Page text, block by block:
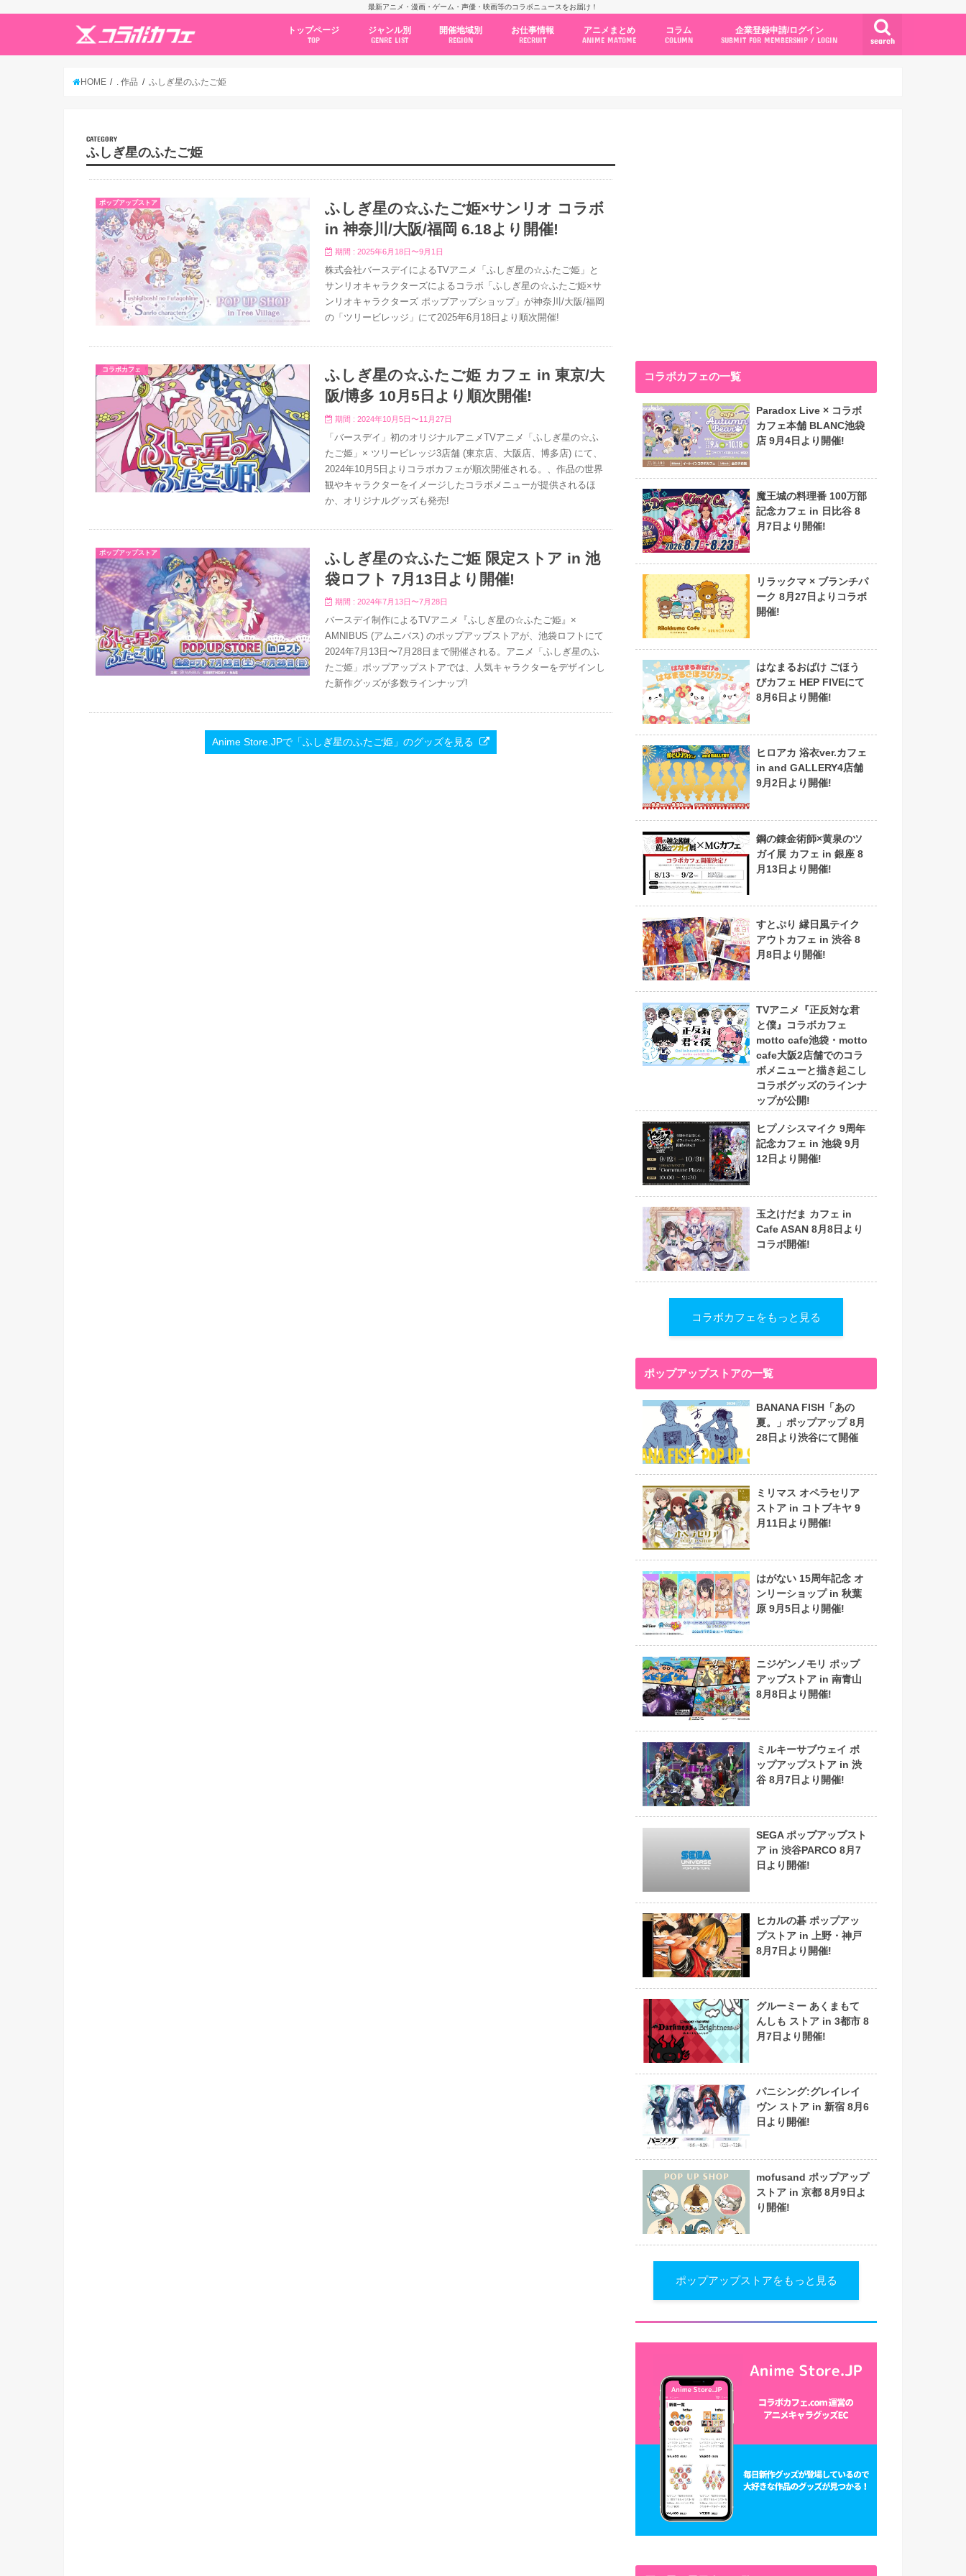
最新アニメ・漫画・ゲーム・声優・映画等のコラボニュースをお届け！
search
トップページ
TOP
ジャンル別
GENRE LIST
開催地域別
REGION
お仕事情報
RECRUIT
アニメまとめ
ANIME MATOME
コラム
COLUMN
企業登録申請/ログイン
SUBMIT FOR MEMBERSHIP / LOGIN
HOME . 作品 ふしぎ星のふたご姫
CATEGORY
ふしぎ星のふたご姫
ポップアップストア
ふしぎ星の☆ふたご姫×サンリオ コラボ
in 神奈川/大阪/福岡 6.18より開催!
期間 : 2025年6月18日〜9月1日
株式会社バースデイによるTVアニメ「ふしぎ星の☆ふたご姫」と
サンリオキャラクターズによるコラボ「ふしぎ星の☆ふたご姫×サ
ンリオキャラクターズ ポップアップショップ」が神奈川/大阪/福岡
の「ツリービレッジ」にて2025年6月18日より順次開催!
コラボカフェ
ふしぎ星の☆ふたご姫 カフェ in 東京/大
阪/博多 10月5日より順次開催!
期間 : 2024年10月5日〜11月27日
「バースデイ」初のオリジナルアニメTVアニメ「ふしぎ星の☆ふ
たご姫」× ツリービレッジ3店舗 (東京店、大阪店、博多店) にて、
2024年10月5日よりコラボカフェが順次開催される。、作品の世界
観やキャラクターをイメージしたコラボメニューが提供されるほ
か、オリジナルグッズも発売!
ポップアップストア
ふしぎ星の☆ふたご姫 限定ストア in 池
袋ロフト 7月13日より開催!
期間 : 2024年7月13日〜7月28日
バースデイ制作によるTVアニメ『ふしぎ星の☆ふたご姫』×
AMNIBUS (アムニバス) のポップアップストアが、池袋ロフトにて
2024年7月13日〜7月28日まで開催される。アニメ「ふしぎ星のふ
たご姫」ポップアップストアでは、人気キャラクターをデザインし
た新作グッズが多数ラインナップ!
Anime Store.JPで「ふしぎ星のふたご姫」のグッズを見る
コラボカフェの一覧
Paradox Live × コラボ
カフェ本舗 BLANC池袋
店 9月4日より開催!
魔王城の料理番 100万部
記念カフェ in 日比谷 8
月7日より開催!
リラックマ × ブランチパ
ーク 8月27日よりコラボ
開催!
はなまるおばけ ごほう
びカフェ HEP FIVEにて
8月6日より開催!
ヒロアカ 浴衣ver.カフェ
in and GALLERY4店舗
9月2日より開催!
鋼の錬金術師×黄泉のツ
ガイ展 カフェ in 銀座 8
月13日より開催!
すとぷり 縁日風テイク
アウトカフェ in 渋谷 8
月8日より開催!
TVアニメ『正反対な君
と僕』コラボカフェ
motto cafe池袋・motto
cafe大阪2店舗でのコラ
ボメニューと描き起こし
コラボグッズのラインナ
ップが公開!
ヒプノシスマイク 9周年
記念カフェ in 池袋 9月
12日より開催!
玉之けだま カフェ in
Cafe ASAN 8月8日より
コラボ開催!
コラボカフェをもっと見る
ポップアップストアの一覧
BANANA FISH「あの
夏。」ポップアップ 8月
28日より渋谷にて開催
ミリマス オペラセリア
ストア in コトブキヤ 9
月11日より開催!
はがない 15周年記念 オ
ンリーショップ in 秋葉
原 9月5日より開催!
ニジゲンノモリ ポップ
アップストア in 南青山
8月8日より開催!
ミルキーサブウェイ ポ
ップアップストア in 渋
谷 8月7日より開催!
SEGA ポップアップスト
ア in 渋谷PARCO 8月7
日より開催!
ヒカルの碁 ポップアッ
プストア in 上野・神戸
8月7日より開催!
グルーミー あくまもて
んしも ストア in 3都市 8
月7日より開催!
パニシング:グレイレイ
ヴン ストア in 新宿 8月6
日より開催!
mofusand ポップアップ
ストア in 京都 8月9日よ
り開催!
ポップアップストアをもっと見る